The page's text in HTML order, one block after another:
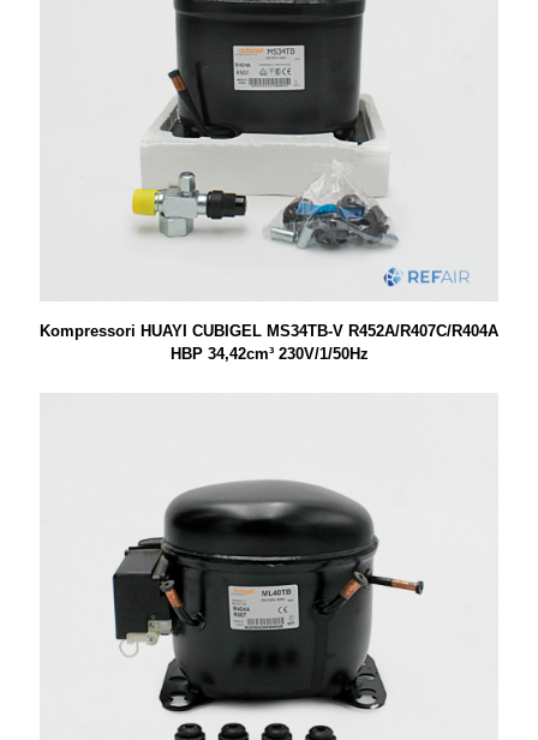
Kompressori HUAYI CUBIGEL MS34TB-V R452A/R407C/R404A
HBP 34,42cm³ 230V/1/50Hz